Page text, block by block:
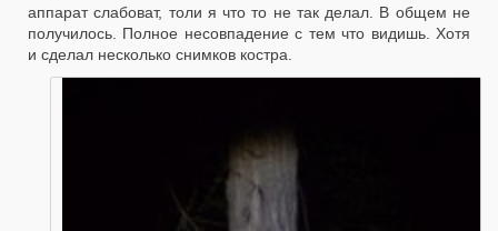
аппарат слабоват, толи я что то не так делал. В общем не
получилось. Полное несовпадение с тем что видишь. Хотя
и сделал несколько снимков костра.